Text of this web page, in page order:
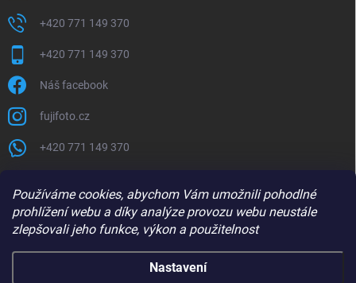
Používáme cookies, abychom Vám umožnili pohodlné
prohlížení webu a díky analýze provozu webu neustále
zlepšovali jeho funkce, výkon a použitelnost
Nastavení
+420 771 149 370
+420 771 149 370
Náš facebook
fujifoto.cz
+420 771 149 370
PŘIJÍMÁME ONLINE PLATBY